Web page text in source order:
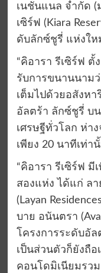
เนชั่นแนล จำกัด (
เซิร์ฟ (Kiara
ดับลักซ์ชูรี่ แห่งใ
“คิอารา รีเซิร์ฟ ตั้
รับการขนานนามว่
เต็มไปด้วยอสังหา
อัลตร้า ลักซ์ชูรี่ บ
เศรษฐีทั่วโลก ห่า
เพียง 20 นาทีเท่า
“คิอารา รีเซิร์ฟ มี
สองแห่ง ได้แก่ ล
(Layan
บาย อนันตรา (
โครงการระดับอัล
เป็นส่วนตัวก็ยังถือ
คอนโดมิเนียมรว